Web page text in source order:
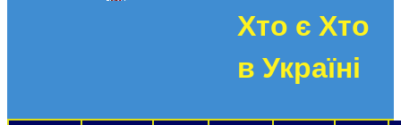
Хто є Хто
в Україні